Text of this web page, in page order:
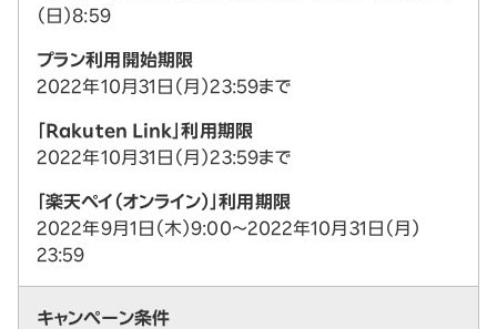
（日）8:59
プラン利用開始期限
2022年10月31日（月）23:59まで
「Rakuten Link」利用期限
2022年10月31日（月）23:59まで
「楽天ペイ（オンライン）」利用期限
2022年9月1日（木）9:00～2022年10月31日（月）
23:59
キャンペーン条件